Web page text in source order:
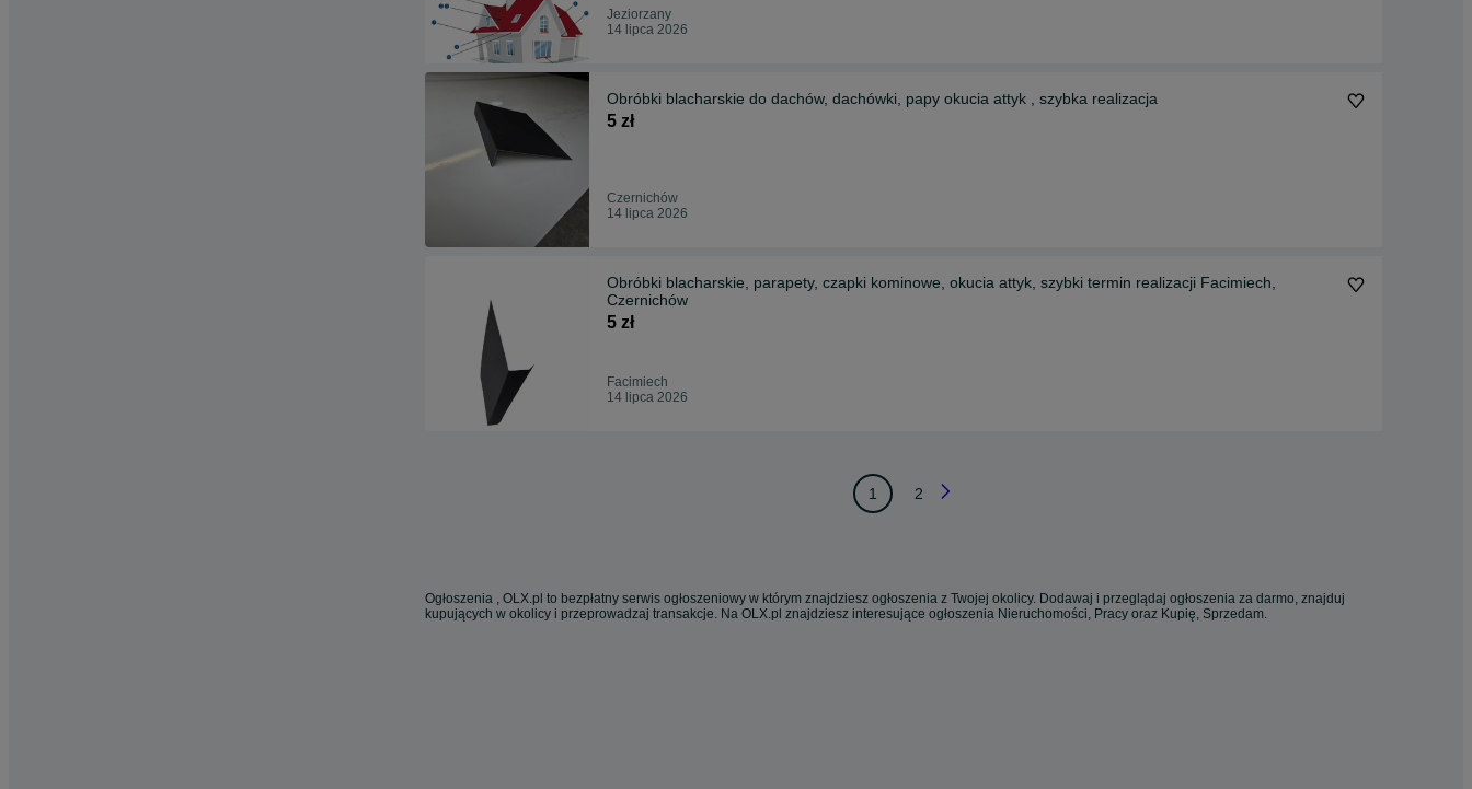
Jeziorzany
14 lipca 2026
Obróbki blacharskie do dachów, dachówki, papy okucia attyk , szybka realizacja
5 zł
Czernichów
14 lipca 2026
Obróbki blacharskie, parapety, czapki kominowe, okucia attyk, szybki termin realizacji Facimiech,
Czernichów
5 zł
Facimiech
14 lipca 2026
1 2
Ogłoszenia , OLX.pl to bezpłatny serwis ogłoszeniowy w którym znajdziesz ogłoszenia z Twojej okolicy. Dodawaj i przeglądaj ogłoszenia za darmo, znajduj
kupujących w okolicy i przeprowadzaj transakcje. Na OLX.pl znajdziesz interesujące ogłoszenia Nieruchomości, Pracy oraz Kupię, Sprzedam.